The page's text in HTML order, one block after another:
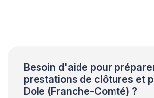
Besoin d'aide pour
prestations de clôtures et
Dole (Franche-Comté) ?